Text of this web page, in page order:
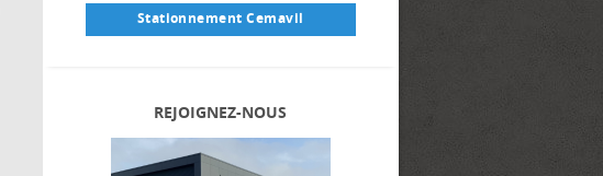
Stationnement Cemavil
REJOIGNEZ-NOUS